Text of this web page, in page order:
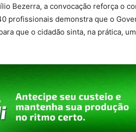
Bezerra, a convocação reforça o
profissionais demonstra que o
que o cidadão sinta, na prática,